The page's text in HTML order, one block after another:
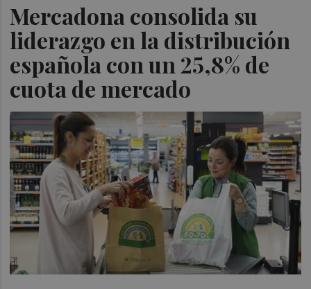
Mercadona consolida su
liderazgo en la distribución
española con un 25,8% de
cuota de mercado